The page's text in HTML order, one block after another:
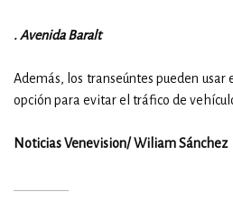
. Avenida Baralt
Además, los transeúntes pueden usar
opción para evitar el tráfico de
Noticias Venevision/ Wiliam Sánchez